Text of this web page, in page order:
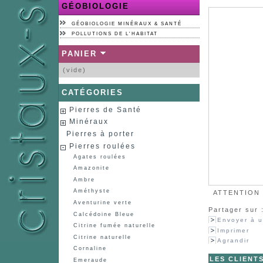
GÉOBIOLOGIE
GÉOBIOLOGIE MINÉRAUX & SANTÉ
POLLUTIONS DE L'HABITAT
PANIER
(vide)
CATÉGORIES
Pierres de Santé
Minéraux
Pierres à porter
Pierres roulées
Agates roulées
Amazonite
Ambre
Améthyste
Aventurine verte
Calcédoine Bleue
Citrine fumée naturelle
Citrine naturelle
Cornaline
Emeraude
Partager sur
Envoyer à
Imprimer
Agrandir
LES